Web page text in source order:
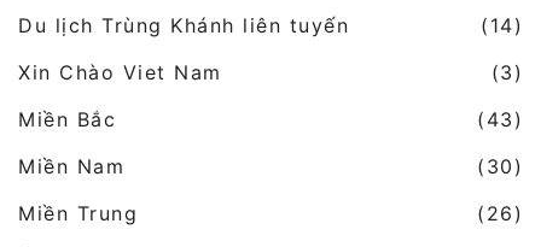
Du lịch Trùng Khánh liên tuyến
(14)
Xin Chào Viet Nam
(3)
Miền Bắc
(43)
Miền Nam
(30)
Miền Trung
(26)